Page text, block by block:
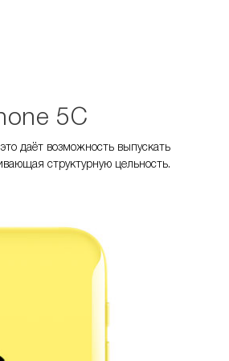
5С
даёт возможность выпускать
структурную цельность.